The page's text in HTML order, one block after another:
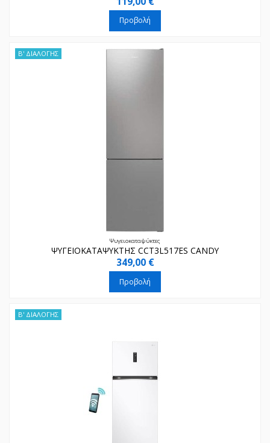
Προβολή
Β' ΔΙΑΛΟΓΗΣ
Ψυγειοκαταψύκτες
ΨΥΓΕΙΟΚΑΤΑΨΥΚΤΗΣ CCT3L517ES CANDY
349,00 €
Προβολή
Β' ΔΙΑΛΟΓΗΣ